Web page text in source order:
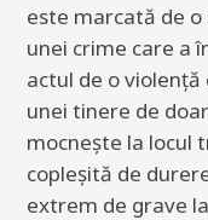
este marcată de
unei crime care a
actul de o
unei tinere de
mocnește la locul
copleșită de
extrem de grave